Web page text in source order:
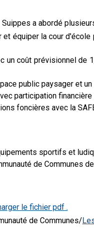
a abordé
équiper la cour d'école
un coût prévisionnel de
public paysager et
participation
foncières avec la
sportifs et
de Communes
le fichier pdf .
de Communes/